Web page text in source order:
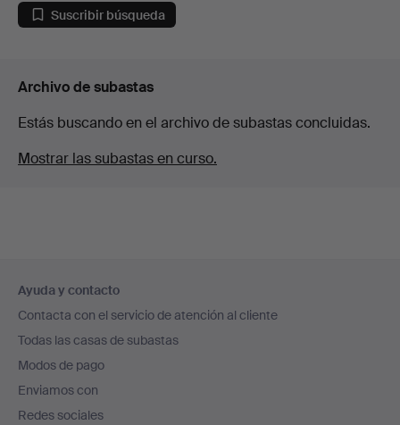
Suscribir búsqueda
Archivo de subastas
Estás buscando en el archivo de subastas concluidas.
Mostrar las subastas en curso.
en
el
pie
de
página
Ayuda y contacto
Contacta con el servicio de atención al cliente
Todas las casas de subastas
Modos de pago
Enviamos con
Redes sociales